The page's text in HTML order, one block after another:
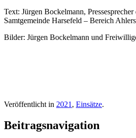
Text: Jürgen Bockelmann,
Samtgemeinde Harsefeld – Bereich
Bilder: Jürgen Bockelmann und
Veröffentlicht in 2021 , Einsätze.
Beitragsnavigation